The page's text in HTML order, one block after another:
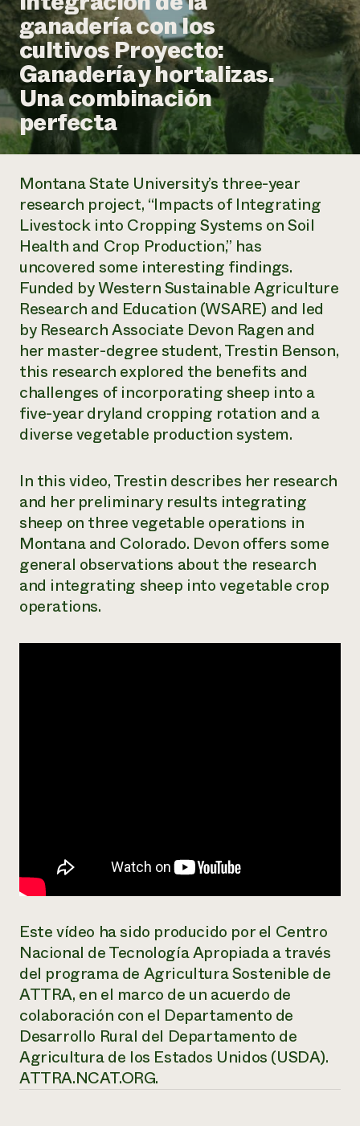
Informes anuales y financieros
Historias de impacto
Informe de
impacto 2024
LEER EL INFORME
Latinos en la agricultura
Sistemas alimentarios locales
Agricultura urbana
Las mujeres en la agricultura
Evento anual de reciclaje de productos electrónicos
Programa de descuentos de NorthWestern Energy
Servicios energéticos comerciales
Servicios energéticos residenciales
LIHEAP
Centro de intercambio de información AgriSolar
Blog
Podcasts
Publicaciones
Cursos cortos
Vídeos
Oportunidades de financiación
Noticias
Internship Hub
Buscar prácticas
Contratar a un becario
un
directa de
1-800-346-
Asociaciones empresariales
Donar
Donaciones planificadas
Boletín
Consultas de los medios de comunicación
Todos
contribuyen a la
resiliencia de la
comunidad.
DONAR AHORA
ganadería con los
cultivos Proyecto:
Ganadería y hortalizas.
Una combinación
perfecta
Montana State University’s three-year
research project, “Impacts of Integrating
Livestock into Cropping Systems on Soil
Health and Crop Production,” has
uncovered some interesting findings.
Funded by Western Sustainable Agriculture
Research and Education (WSARE) and led
by Research Associate Devon Ragen and
her master-degree student, Trestin Benson,
this research explored the benefits and
challenges of incorporating sheep into a
five-year dryland cropping rotation and a
diverse vegetable production system.
In this video, Trestin describes her research
and her preliminary results integrating
sheep on three vegetable operations in
Montana and Colorado. Devon offers some
general observations about the research
and integrating sheep into vegetable crop
operations.
Este vídeo ha sido producido por el Centro
Nacional de Tecnología Apropiada a través
del programa de Agricultura Sostenible de
ATTRA, en el marco de un acuerdo de
colaboración con el Departamento de
Desarrollo Rural del Departamento de
Agricultura de los Estados Unidos (USDA).
ATTRA.NCAT.ORG.